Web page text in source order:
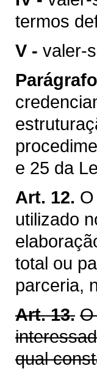
termos
V - valer-
e 25 da
Art. 12.
utilizado
total ou
parceria,
Art. 13.
qual